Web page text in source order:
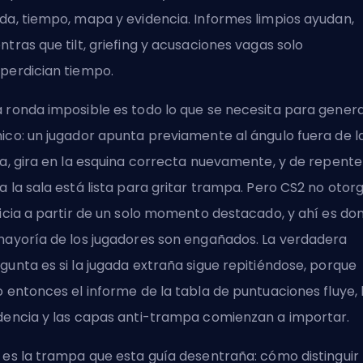
tiempo, mapa y evidencia. Informes limpios ayudan,
que tilt, griefing y acusaciones vagas solo
tiempo.
ronda imposible es todo lo que se necesita para
un jugador apunta previamente al ángulo fuera de
gira en la esquina correcta nuevamente, y de repente
la sala está lista para gritar trampa. Pero CS2 no
a partir de un solo momento destacado, y ahí es
de los jugadores son engañados. La verdadera
es si la jugada extraña sigue repitiéndose, porque
entonces el informe de la tabla de puntuaciones fluye,
y las capas anti-trampa comienzan a importar.
es la trampa que esta guía desentraña: cómo distinguir